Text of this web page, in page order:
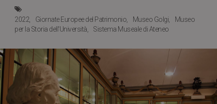
2022 Giornate Europee del Patrimonio Museo Golgi
Museo
per la Storia dell'Università
Sistema Museale di Ateneo